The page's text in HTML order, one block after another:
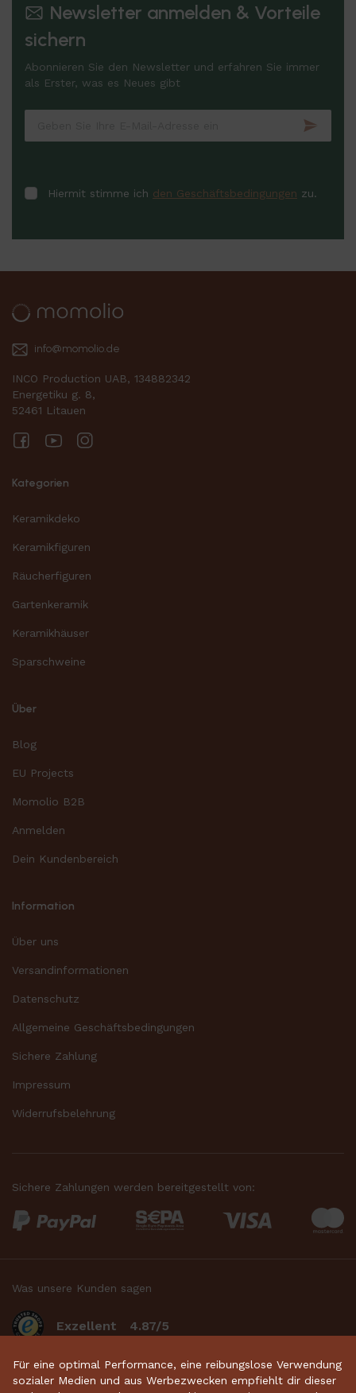
Newsletter anmelden & Vorteile
sichern
Abonnieren Sie den Newsletter und erfahren Sie immer
als Erster, was es Neues gibt
Hiermit stimme ich den Geschäftsbedingungen zu.
info@momolio.de
INCO Production UAB, 134882342
Energetiku g. 8,
52461 Litauen
FacebookYouTube
Kategorien
Keramikdeko
Keramikfiguren
Räucherfiguren
Gartenkeramik
Keramikhäuser
Sparschweine
Über
Blog
EU Projects
Momolio B2B
Anmelden
Dein Kundenbereich
Information
Über uns
Versandinformationen
Datenschutz
Allgemeine Geschäftsbedingungen
Sichere Zahlung
Impressum
Widerrufsbelehrung
Sichere Zahlungen werden bereitgestellt von:
Was unsere Kunden sagen
Exzellent 4.87/5
basierend auf 2633bewertungen.
Für eine optimal Performance, eine reibungslose Verwendung
sozialer Medien und aus Werbezwecken empfiehlt dir dieser